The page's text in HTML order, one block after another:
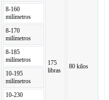
175
libras
80 kilos
8-160
milímetros
8-170
milímetros
8-185
milímetros
10-195
milímetros
10-230